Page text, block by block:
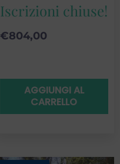
Iscrizioni chiuse!
€804,00
AGGIUNGI AL
CARRELLO